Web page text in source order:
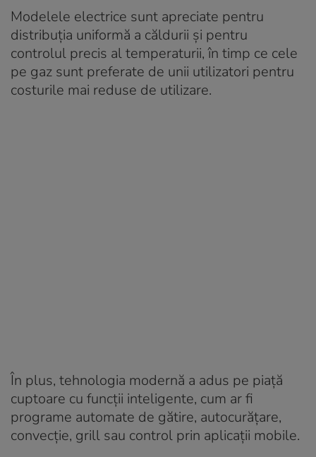
Modelele electrice sunt apreciate pentru
distribuția uniformă a căldurii și pentru
controlul precis al temperaturii, în timp ce cele
pe gaz sunt preferate de unii utilizatori pentru
costurile mai reduse de utilizare.
În plus, tehnologia modernă a adus pe piață
cuptoare cu funcții inteligente, cum ar fi
programe automate de gătire, autocurățare,
convecție, grill sau control prin aplicații mobile.